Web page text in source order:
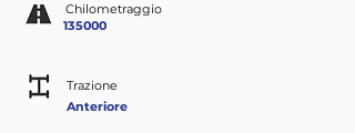
Chilometraggio
135000
Trazione
Anteriore